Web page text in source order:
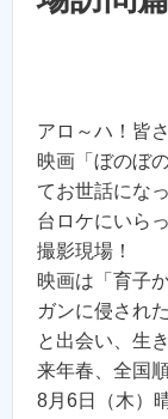
アロ～ハ！皆
映画「ぼのぼ
てお世話にな
台ロケにいら
撮影現場！
映画は「育子
ガンに侵され
と出会い、生
来年春、全国
8月6日（木）